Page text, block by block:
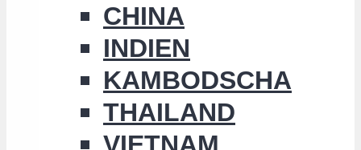
CHINA
INDIEN
KAMBODSCHA
THAILAND